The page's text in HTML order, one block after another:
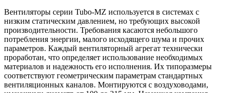
Вентиляторы серии Tubo-МZ используется в системах с
низким статическим давлением, но требующих высокой
производительности. Требования касаются небольшого
потребления энергии, малого исходящего шума и прочих
параметров. Каждый вентиляторный агрегат технически
проработан, что определяет использование необходимых
материалов и надежность его исполнения. Их типоразмеры
соответствуют геометрическим параметрам стандартных
вентиляционных каналов. Монтируются с воздуховодами,